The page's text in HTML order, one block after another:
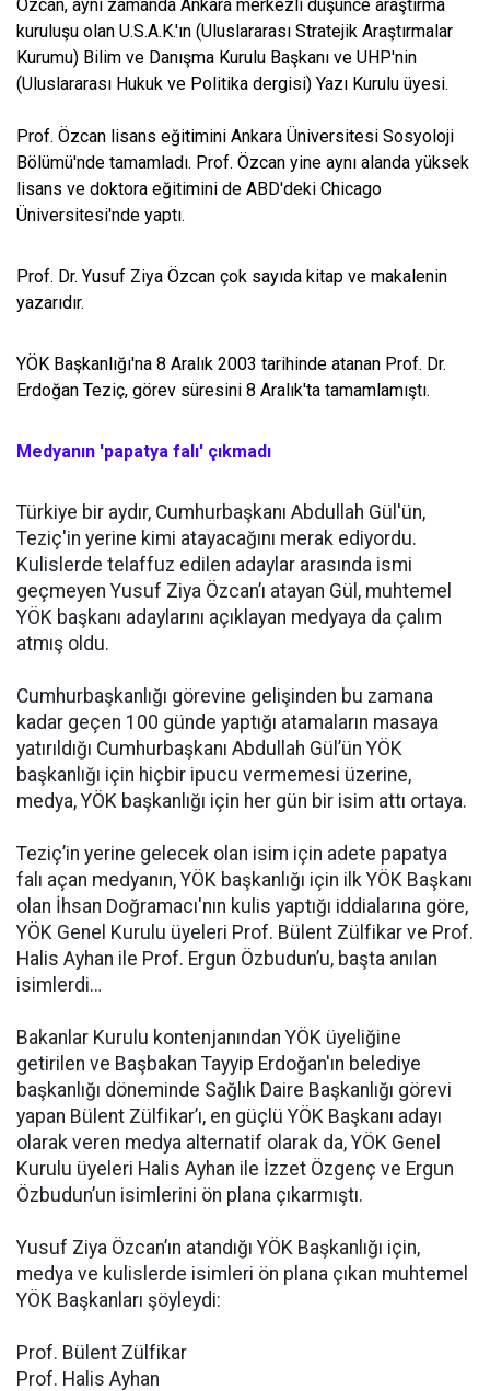
Özcan, aynı zamanda Ankara merkezli düşünce araştırma
kuruluşu olan U.S.A.K.'ın (Uluslararası Stratejik Araştırmalar
Kurumu) Bilim ve Danışma Kurulu Başkanı ve UHP'nin
(Uluslararası Hukuk ve Politika dergisi) Yazı Kurulu üyesi.
Prof. Özcan lisans eğitimini Ankara Üniversitesi Sosyoloji
Bölümü'nde tamamladı. Prof. Özcan yine aynı alanda yüksek
lisans ve doktora eğitimini de ABD'deki Chicago
Üniversitesi'nde yaptı.
Prof. Dr. Yusuf Ziya Özcan çok sayıda kitap ve makalenin
yazarıdır.
YÖK Başkanlığı'na 8 Aralık 2003 tarihinde atanan Prof. Dr.
Erdoğan Teziç, görev süresini 8 Aralık'ta tamamlamıştı.
Medyanın 'papatya falı' çıkmadı
Türkiye bir aydır, Cumhurbaşkanı Abdullah Gül'ün,
Teziç'in yerine kimi atayacağını merak ediyordu.
Kulislerde telaffuz edilen adaylar arasında ismi
geçmeyen Yusuf Ziya Özcan’ı atayan Gül, muhtemel
YÖK başkanı adaylarını açıklayan medyaya da çalım
atmış oldu.
Cumhurbaşkanlığı görevine gelişinden bu zamana
kadar geçen 100 günde yaptığı atamaların masaya
yatırıldığı Cumhurbaşkanı Abdullah Gül’ün YÖK
başkanlığı için hiçbir ipucu vermemesi üzerine,
medya, YÖK başkanlığı için her gün bir isim attı ortaya.
Teziç’in yerine gelecek olan isim için adete papatya
falı açan medyanın, YÖK başkanlığı için ilk YÖK Başkanı
olan İhsan Doğramacı'nın kulis yaptığı iddialarına göre,
YÖK Genel Kurulu üyeleri Prof. Bülent Zülfikar ve Prof.
Halis Ayhan ile Prof. Ergun Özbudun’u, başta anılan
isimlerdi…
Bakanlar Kurulu kontenjanından YÖK üyeliğine
getirilen ve Başbakan Tayyip Erdoğan'ın belediye
başkanlığı döneminde Sağlık Daire Başkanlığı görevi
yapan Bülent Zülfikar’ı, en güçlü YÖK Başkanı adayı
olarak veren medya alternatif olarak da, YÖK Genel
Kurulu üyeleri Halis Ayhan ile İzzet Özgenç ve Ergun
Özbudun’un isimlerini ön plana çıkarmıştı.
Yusuf Ziya Özcan’ın atandığı YÖK Başkanlığı için,
medya ve kulislerde isimleri ön plana çıkan muhtemel
YÖK Başkanları şöyleydi:
Prof. Bülent Zülfikar
Prof. Halis Ayhan